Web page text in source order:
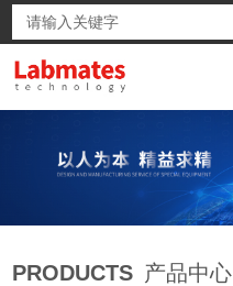
PRODUCTS 产品中心